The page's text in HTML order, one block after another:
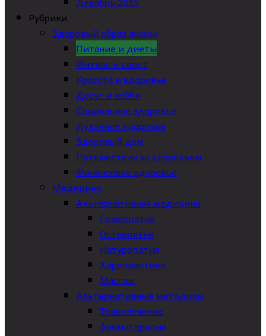
Рубрики
Здоровый образ жизни
Питание и диеты
Фитнес и спорт
Красота и здоровье
Досуг и хобби
Социальное здоровье
Духовное здоровье
Здоровый дом
Путешествия за здоровьем
Финансовое здоровье
Медицина
Альтернативная медицина
Гомеопатия
Остеопатия
Натуропатия
Хиропрактика
Массаж
Альтернативные методики
Траволечение
Ароматерапия